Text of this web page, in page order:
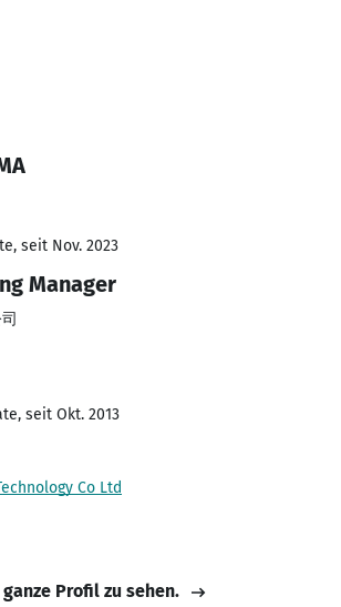
seit Nov. 2023
Manager
seit Okt. 2013
Co Ltd
Profil zu sehen.